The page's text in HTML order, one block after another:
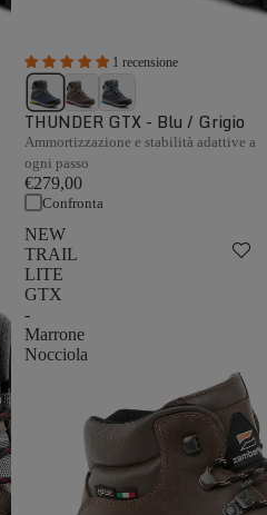
1 recensione
THUNDER GTX - Blu / Grigio
Ammortizzazione e stabilità adattive a
ogni passo
€279,00
Confronta
NEW
TRAIL
LITE
GTX
-
Marrone
Nocciola